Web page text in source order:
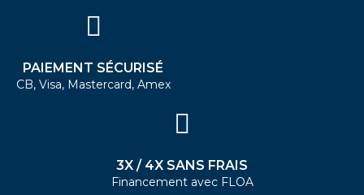
PAIEMENT SÉCURISÉ
CB, Visa, Mastercard, Amex
3X / 4X SANS FRAIS
Financement avec FLOA